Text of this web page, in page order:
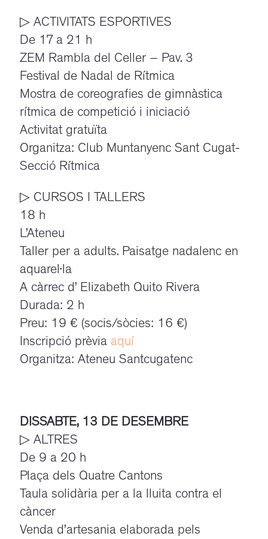
▷ ACTIVITATS ESPORTIVES
De 17 a 21 h
ZEM Rambla del Celler – Pav. 3
Festival de Nadal de Rítmica
Mostra de coreografies de gimnàstica
rítmica de competició i iniciació
Activitat gratuïta
Organitza: Club Muntanyenc Sant Cugat-
Secció Rítmica
▷ CURSOS I TALLERS
18 h
L’Ateneu
Taller per a adults. Paisatge nadalenc en
aquarel·la
A càrrec d’ Elizabeth Quito Rivera
Durada: 2 h
Preu: 19 € (socis/sòcies: 16 €)
Inscripció prèvia aquí
Organitza: Ateneu Santcugatenc
DISSABTE, 13 DE DESEMBRE
▷ ALTRES
De 9 a 20 h
Plaça dels Quatre Cantons
Taula solidària per a la lluita contra el
càncer
Venda d’artesania elaborada pels